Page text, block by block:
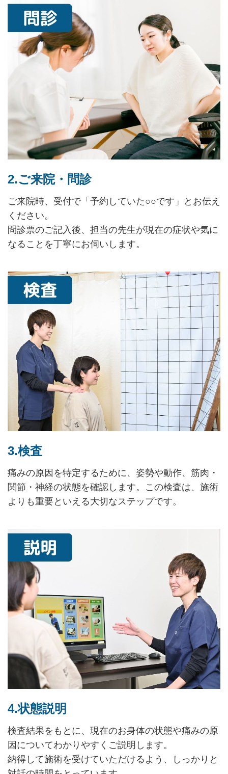
2.ご来院・問診
ご来院時、受付で「予約していた○○です」とお伝え
ください。
問診票のご記入後、担当の先生が現在の症状や気に
なることを丁寧にお伺いします。
3.検査
痛みの原因を特定するために、姿勢や動作、筋肉・
関節・神経の状態を確認します。この検査は、施術
よりも重要といえる大切なステップです。
4.状態説明
検査結果をもとに、現在のお身体の状態や痛みの原
因についてわかりやすくご説明します。
納得して施術を受けていただけるよう、しっかりと